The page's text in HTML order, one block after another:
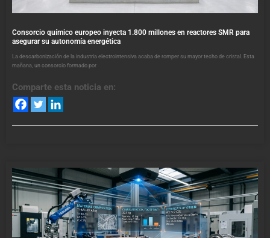
Consorcio químico europeo inyecta 1.800 millones en reactores SMR para
asegurar su autonomía energética
La descarbonización de la industria electrointensiva acaba de romper su mayor techo de cristal. Esta
mañana, un consorcio formado por
Comparte esta noticia en: